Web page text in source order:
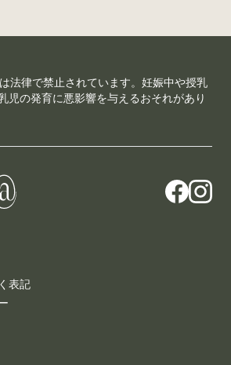
法律で禁止されています。妊娠中や授乳
児の発育に悪影響を与えるおそれがあり
表記